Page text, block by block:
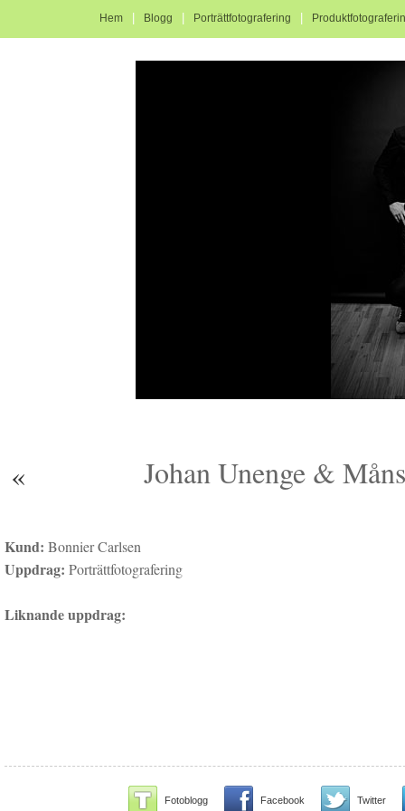
Hem Blogg Porträttfotografering
« Johan Unenge &
Kund: Bonnier Carlsen
Uppdrag: Porträttfotografering
Liknande uppdrag:
Fotoblogg Facebook Twitter